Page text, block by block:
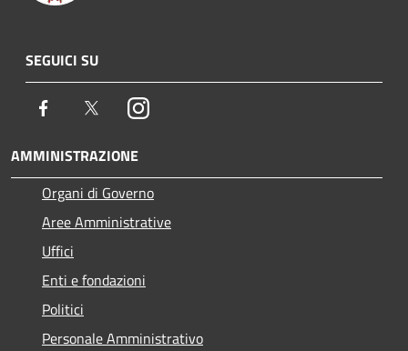
SEGUICI SU
Facebook TwitterInstagram
AMMINISTRAZIONE
Organi di Governo
Aree Amministrative
Uffici
Enti e fondazioni
Politici
Personale Amministrativo